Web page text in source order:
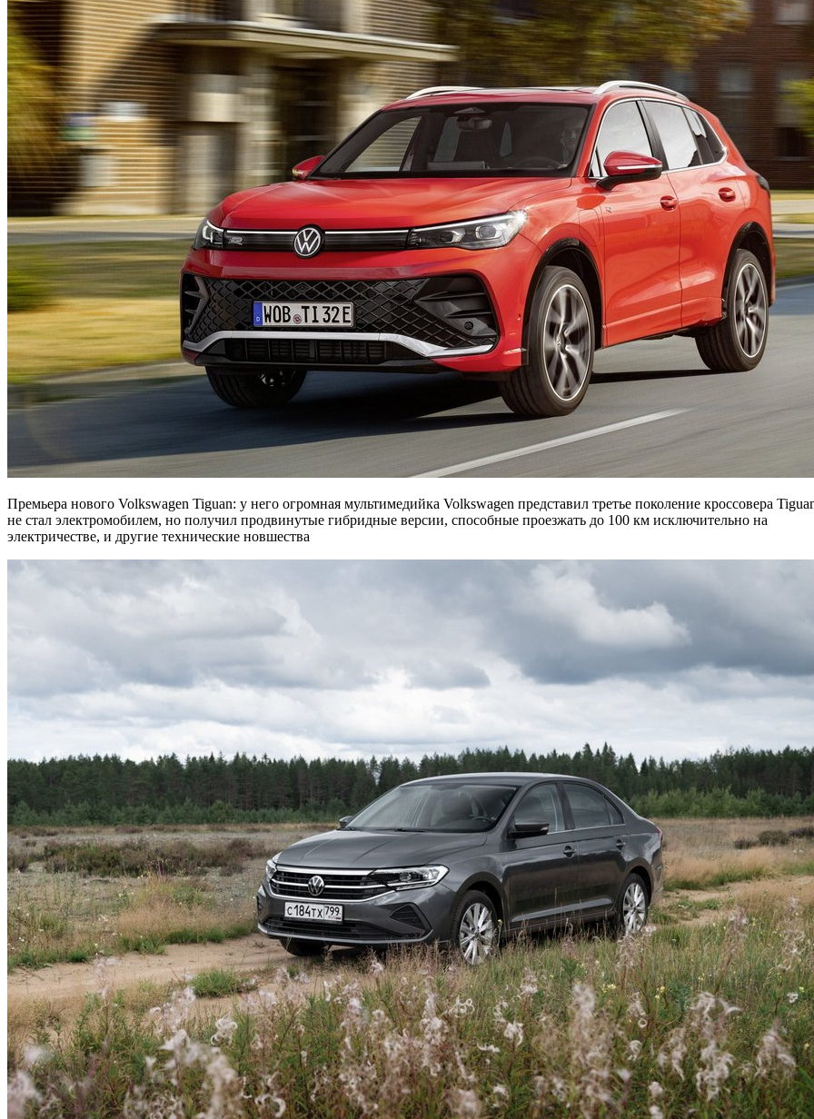
Премьера нового Volkswagen Tiguan: у него огромная мультимедийка Volkswagen представил третье поколение кроссовера
не стал электромобилем, но получил продвинутые гибридные версии, способные проезжать до 100 км исключительно на
электричестве, и другие технические новшества